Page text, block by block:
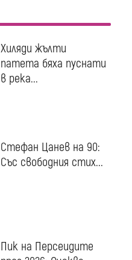
Хиляди жълти
патета бяха пуснати
в река...
Стефан Цанев на 90:
Със свободния стих...
Пик на Персеидите